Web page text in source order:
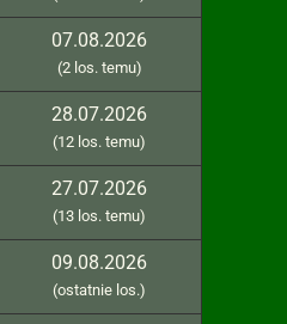
07.08.2026
(2 los. temu)
28.07.2026
(12 los. temu)
27.07.2026
(13 los. temu)
09.08.2026
(ostatnie los.)